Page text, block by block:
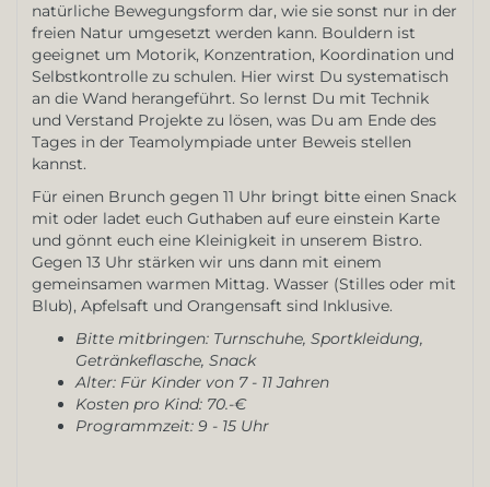
natürliche Bewegungsform dar, wie sie sonst nur in der
freien Natur umgesetzt werden kann. Bouldern ist
geeignet um Motorik, Konzentration, Koordination und
Selbstkontrolle zu schulen. Hier wirst Du systematisch
an die Wand herangeführt. So lernst Du mit Technik
und Verstand Projekte zu lösen, was Du am Ende des
Tages in der Teamolympiade unter Beweis stellen
kannst.
Für einen Brunch gegen 11 Uhr bringt bitte einen Snack
mit oder ladet euch Guthaben auf eure einstein Karte
und gönnt euch eine Kleinigkeit in unserem Bistro.
Gegen 13 Uhr stärken wir uns dann mit einem
gemeinsamen warmen Mittag. Wasser (Stilles oder mit
Blub), Apfelsaft und Orangensaft sind Inklusive.
Bitte mitbringen: Turnschuhe, Sportkleidung,
Getränkeflasche, Snack
Alter: Für Kinder von 7 - 11 Jahren
Kosten pro Kind: 70.-€
Programmzeit: 9 - 15 Uhr